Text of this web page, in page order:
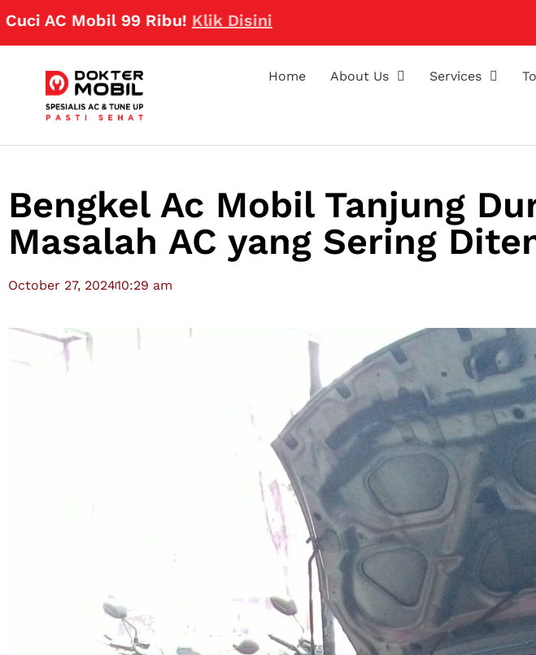
99 Ribu!Klik Disini
Home About Us Services
Bengkel Ac Mobil Tanjung
Masalah AC yang Sering
October 27, 202410:29 am